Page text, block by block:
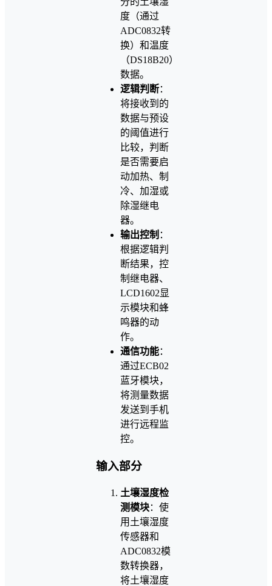
度（通过
ADC0832转
换）和温度
（DS18B20）
数据。
逻辑判断：
将接收到的
数据与预设
的阈值进行
比较，判断
是否需要启
动加热、制
冷、加湿或
除湿继电
器。
输出控制 ：
根据逻辑判
断结果，控
制继电器、
LCD1602显
示模块和蜂
鸣器的动
作。
通信功能：
通过ECB02
蓝牙模块，
将测量数据
发送到手机
进行远程监
控。
输入部分
土壤湿度检
测模块：使
用土壤湿度
传感器和
ADC0832模
数转换器，
将土壤湿度